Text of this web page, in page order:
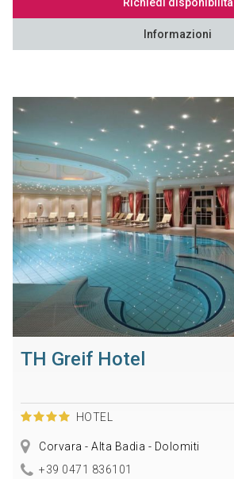
Richiedi disponibilità
Informazioni
TH Greif Hotel
HOTEL
Corvara - Alta Badia - Dolomiti
+39 0471 836101